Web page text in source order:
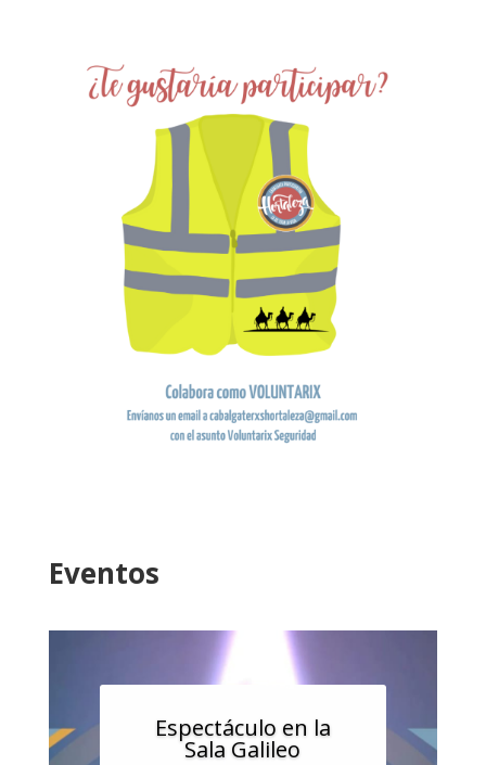
Eventos
Espectáculo en la
Sala Galileo